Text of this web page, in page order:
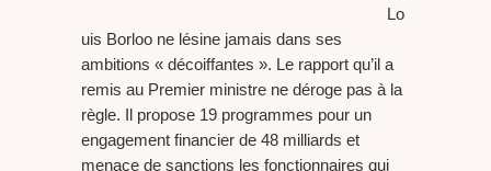
Lo
uis Borloo ne lésine jamais dans ses
ambitions « décoiffantes ». Le rapport qu’il a
remis au Premier ministre ne déroge pas à la
règle. Il propose 19 programmes pour un
engagement financier de 48 milliards et
menace de sanctions les fonctionnaires qui